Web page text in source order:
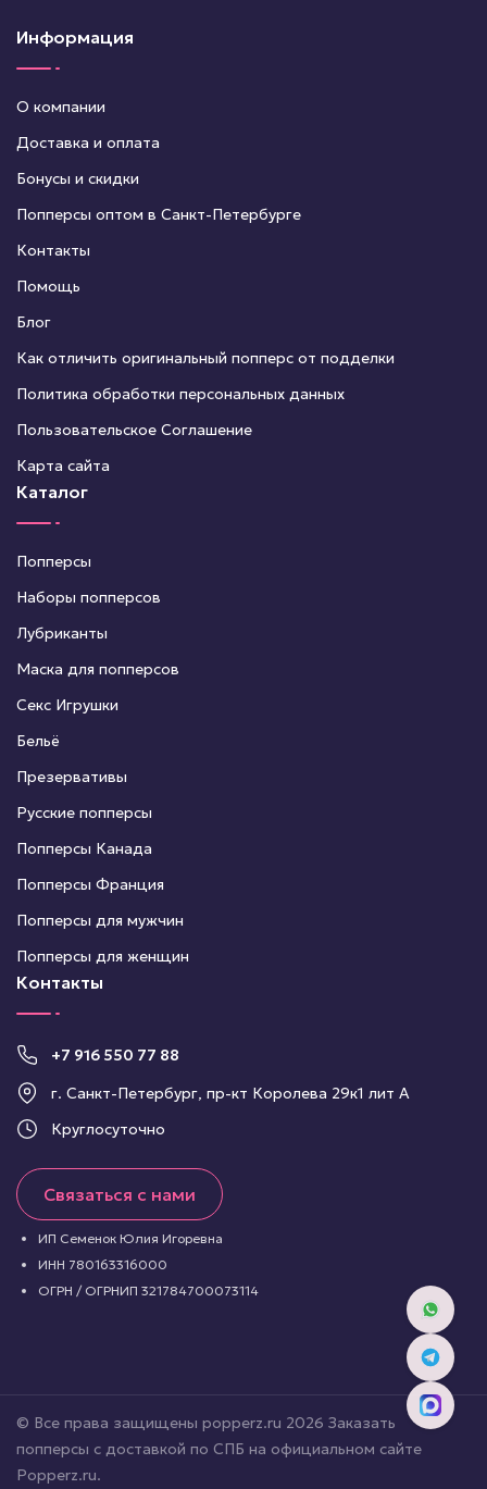
Информация
О компании
Доставка и оплата
Бонусы и скидки
Попперсы оптом в Санкт-Петербурге
Контакты
Помощь
Блог
Как отличить оригинальный попперс от подделки
Политика обработки персональных данных
Пользовательское Соглашение
Карта сайта
Каталог
Попперсы
Наборы попперсов
Лубриканты
Маска для попперсов
Секс Игрушки
Бельё
Презервативы
Русские попперсы
Попперсы Канада
Попперсы Франция
Попперсы для мужчин
Попперсы для женщин
Контакты
+7 916 550 77 88
г. Санкт-Петербург, пр-кт Королева 29к1 лит А
Круглосуточно
Связаться с нами
ИП Семенок Юлия Игоревна
ИНН 780163316000
ОГРН / ОГРНИП 321784700073114
© Все права защищены popperz.ru 2026 Заказать
попперсы с доставкой по СПБ на официальном сайте
Popperz.ru.